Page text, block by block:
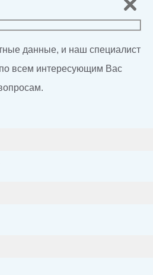
данные, и наш специалист
по всем интересующим Вас